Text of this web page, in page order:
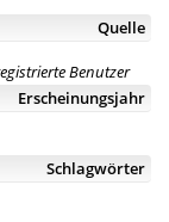
Quelle
Benutzer
Erscheinungsjahr
Schlagwörter